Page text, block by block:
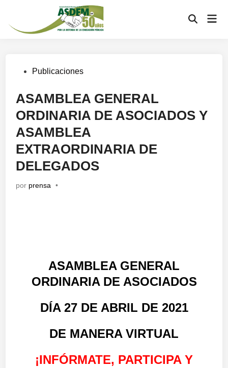
Publicaciones
ASAMBLEA GENERAL
ORDINARIA DE ASOCIADOS Y
ASAMBLEA
EXTRAORDINARIA DE
DELEGADOS
por prensa •
ASAMBLEA GENERAL
ORDINARIA DE ASOCIADOS
DÍA 27 DE ABRIL DE 2021
DE MANERA VIRTUAL
¡INFÓRMATE, PARTICIPA Y